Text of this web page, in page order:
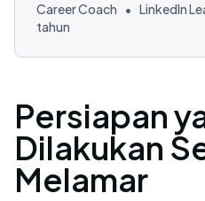
Career Coach • LinkedIn
tahun
Persiapan
Dilakukan
Melamar